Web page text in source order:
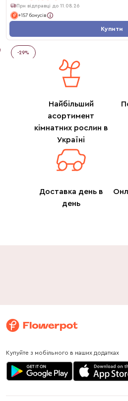
При відправці до 11.08.26
+157 бонусів
Купити
-29%
Найбільший
асортимент
кімнатних рослин в
Україні
Доставка день в
день
Купуйте з мобільного в наших додатках